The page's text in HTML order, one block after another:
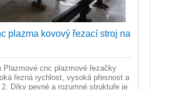
plazma kovový řezací stroj na
Plazmové cnc plazmové řezačky
řezná rychlost, vysoká přesnost a
Díky pevné a rozumné struktuře je